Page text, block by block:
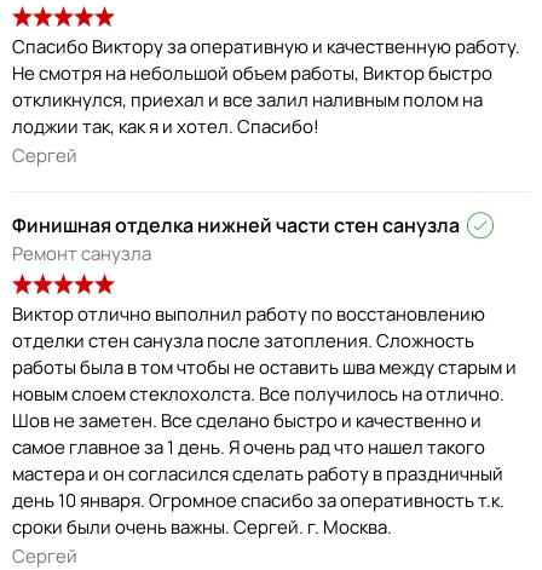
Спасибо Виктору за оперативную и качественную работу.
Не смотря на небольшой объем работы, Виктор быстро
откликнулся, приехал и все залил наливным полом на
лоджии так, как я и хотел. Спасибо!
Сергей
Финишная отделка нижней части стен санузла
Ремонт санузла
Виктор отлично выполнил работу по восстановлению
отделки стен санузла после затопления. Сложность
работы была в том чтобы не оставить шва между старым и
новым слоем стеклохолста. Все получилось на отлично.
Шов не заметен. Все сделано быстро и качественно и
самое главное за 1 день. Я очень рад что нашел такого
мастера и он согласился сделать работу в праздничный
день 10 января. Огромное спасибо за оперативность т.к.
сроки были очень важны. Сергей. г. Москва.
Сергей